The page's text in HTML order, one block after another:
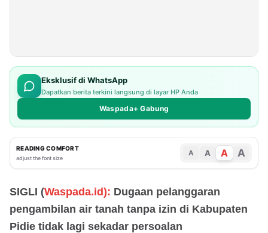
Eksklusif di WhatsApp
Dapatkan berita terkini langsung di layar HP Anda
Waspada+ Gabung
READING COMFORT
adjust the font size
A A A A
SIGLI (Waspada.id): Dugaan pelanggaran
pengambilan air tanah tanpa izin di Kabupaten
Pidie tidak lagi sekadar persoalan